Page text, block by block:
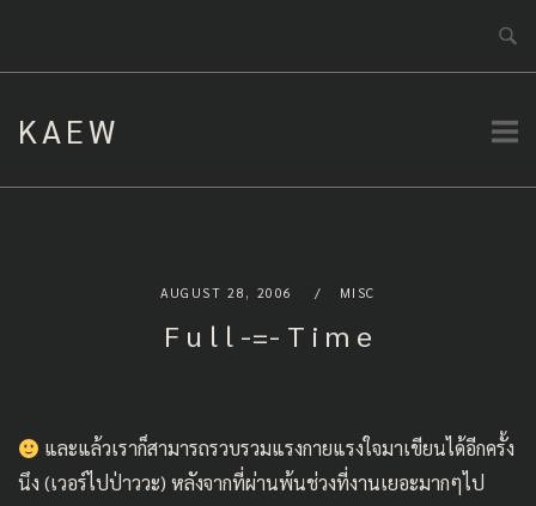
KAEW
AUGUST 28, 2006 MISC
F u l l -=- T i m e
และแล้วเราก็สามารถรวบรวมแรงกายแรงใจมาเขียนได้อีกครั้ง
นึง (เวอร์ไปป่าววะ) หลังจากที่ผ่านพ้นช่วงที่งานเยอะมากๆไป